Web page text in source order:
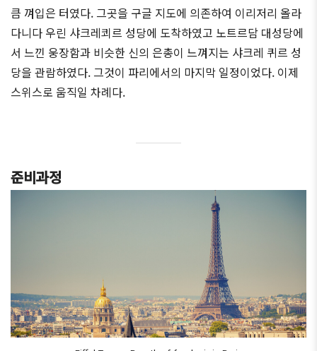
큼 껴입은 터였다. 그곳을 구글 지도에 의존하여 이리저리 올라
다니다 우린 샤크레쾨르 성당에 도착하였고 노트르담 대성당에
서 느낀 웅장함과 비슷한 신의 은총이 느껴지는 샤크레 퀴르 성
당을 관람하였다. 그것이 파리에서의 마지막 일정이었다. 이제
스위스로 움직일 차례다.
준비과정